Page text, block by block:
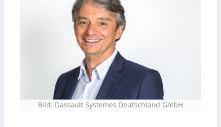
Bild: Dassault Systemes Deutschland GmbH